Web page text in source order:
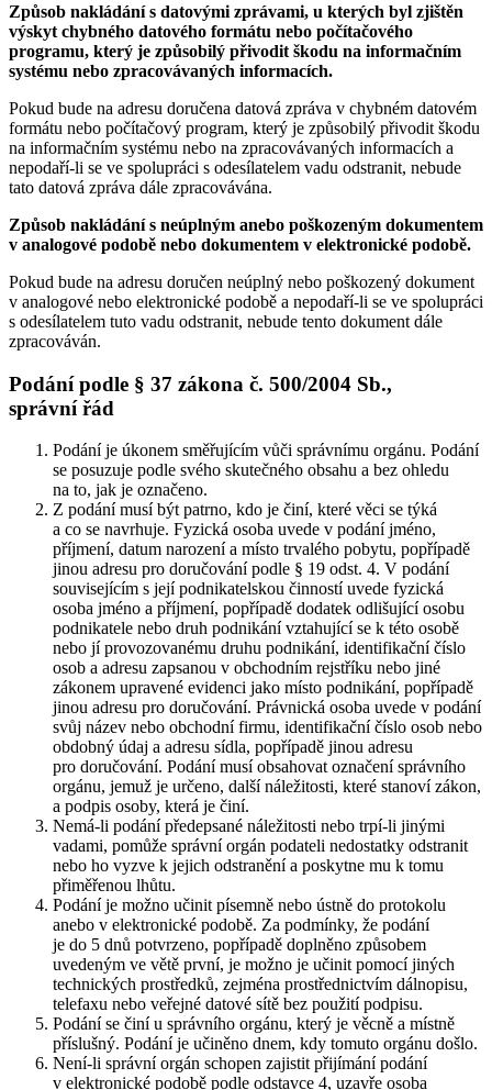
Způsob nakládání s datovými zprávami, u kterých byl zjištěn
výskyt chybného datového formátu nebo počítačového
programu, který je způsobilý přivodit škodu na informačním
systému nebo zpracovávaných informacích.
Pokud bude na adresu doručena datová zpráva v chybném datovém
formátu nebo počítačový program, který je způsobilý přivodit škodu
na informačním systému nebo na zpracovávaných informacích a
nepodaří-li se ve spolupráci s odesílatelem vadu odstranit, nebude
tato datová zpráva dále zpracovávána.
Způsob nakládání s neúplným anebo poškozeným dokumentem
v analogové podobě nebo dokumentem v elektronické podobě.
Pokud bude na adresu doručen neúplný nebo poškozený dokument
v analogové nebo elektronické podobě a nepodaří-li se ve spolupráci
s odesílatelem tuto vadu odstranit, nebude tento dokument dále
zpracováván.
Podání podle § 37 zákona č. 500/2004 Sb.,
správní řád
Podání je úkonem směřujícím vůči správnímu orgánu. Podání
se posuzuje podle svého skutečného obsahu a bez ohledu
na to, jak je označeno.
Z podání musí být patrno, kdo je činí, které věci se týká
a co se navrhuje. Fyzická osoba uvede v podání jméno,
příjmení, datum narození a místo trvalého pobytu, popřípadě
jinou adresu pro doručování podle § 19 odst. 4. V podání
souvisejícím s její podnikatelskou činností uvede fyzická
osoba jméno a příjmení, popřípadě dodatek odlišující osobu
podnikatele nebo druh podnikání vztahující se k této osobě
nebo jí provozovanému druhu podnikání, identifikační číslo
osob a adresu zapsanou v obchodním rejstříku nebo jiné
zákonem upravené evidenci jako místo podnikání, popřípadě
jinou adresu pro doručování. Právnická osoba uvede v podání
svůj název nebo obchodní firmu, identifikační číslo osob nebo
obdobný údaj a adresu sídla, popřípadě jinou adresu
pro doručování. Podání musí obsahovat označení správního
orgánu, jemuž je určeno, další náležitosti, které stanoví zákon,
a podpis osoby, která je činí.
Nemá-li podání předepsané náležitosti nebo trpí-li jinými
vadami, pomůže správní orgán podateli nedostatky odstranit
nebo ho vyzve k jejich odstranění a poskytne mu k tomu
přiměřenou lhůtu.
Podání je možno učinit písemně nebo ústně do protokolu
anebo v elektronické podobě. Za podmínky, že podání
je do 5 dnů potvrzeno, popřípadě doplněno způsobem
uvedeným ve větě první, je možno je učinit pomocí jiných
technických prostředků, zejména prostřednictvím dálnopisu,
telefaxu nebo veřejné datové sítě bez použití podpisu.
Podání se činí u správního orgánu, který je věcně a místně
příslušný. Podání je učiněno dnem, kdy tomuto orgánu došlo.
Není-li správní orgán schopen zajistit přijímání podání
v elektronické podobě podle odstavce 4, uzavře osoba